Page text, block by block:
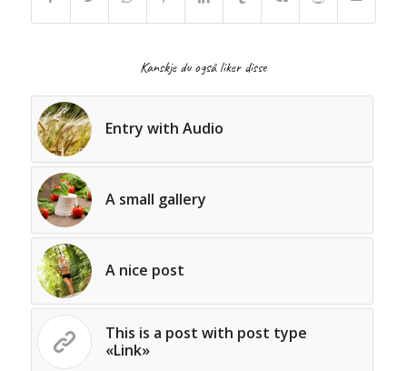
Kanskje du også liker disse
Entry with Audio
A small gallery
A nice post
This is a post with post type
«Link»